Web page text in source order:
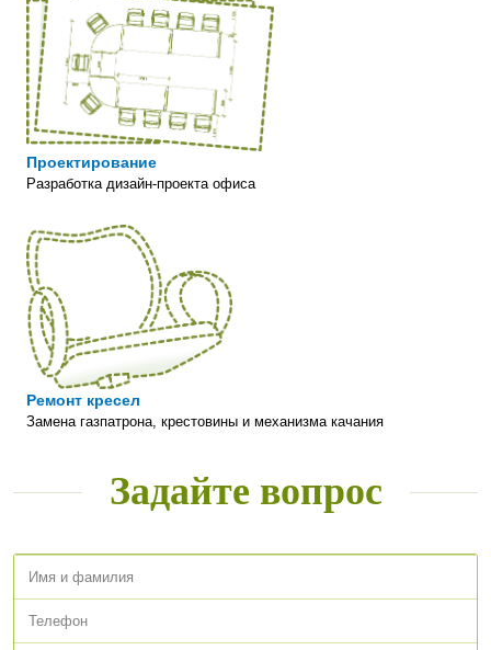
Проектирование
Разработка дизайн-проекта офиса
Ремонт кресел
Замена газпатрона, крестовины и механизма качания
Задайте вопрос